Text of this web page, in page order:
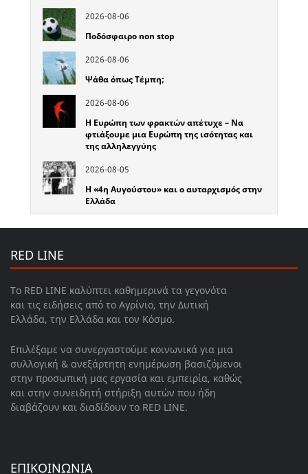
2026-08-06
Ποδόσφαιρο non stop
2026-08-06
Ψάθα όπως Τέμπη;
2026-08-06
Η Ευρώπη των φρακτών απέτυχε – Να
φτιάξουμε μια Ευρώπη της ισότητας και
της αλληλεγγύης
2026-08-05
Η «4η Αυγούστου» και ο αυταρχισμός στην
Ελλάδα
RED LINE
Το RED LINE καλύπτει καθημερινά τα γεγονότα
και τις ειδήσεις από το Αγρίνιο, την Δυτική
Ελλάδα, την Ελλάδα και τον Κόσμο.
Επιλέξαμε να συνεργαστούμε κοινωνικά για μια
συλλογική & ανεξάρτητη ενημέρωση βασιζόμενοι
στην προσωπική μας εργασία και εμπειρία, καθώς
και στην συνειδητή στήριξη αυτών που ήδη
διαβάζουν και διαδίδουν το RED LINE.
ΕΠΙΚΟΙΝΩΝΙΑ